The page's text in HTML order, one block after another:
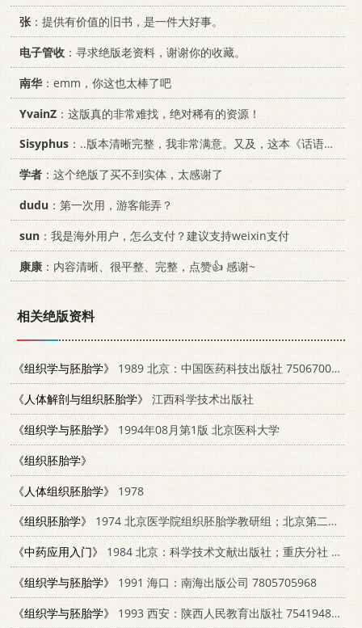
张：提供有价值的旧书，是一件大好事。
电子管收 ：寻求绝版老资料，谢谢你的收藏。
南华 ：emm，你这也太棒了吧
YvainZ ：这版真的非常难找，绝对稀有的资源！
Sisyphus ：..版本清晰完整，我非常满意。又及，这本《话语的真相》...
学者 ：这个绝版了买不到实体，太感谢了
dudu ：第一次用，游客能弄？
sun ：我是海外用户，怎么支付？建议支持weixin支付
康康 ：内容清晰、很平整、完整，点赞👍 感谢~
相关绝版资料
《组织学与胚胎学》
1989 北京：中国医药科技出版社 750670093X
《人体解剖与组织胚胎学》
江西科学技术出版社
《组织学与胚胎学》
1994年08月第1版 北京医科大学
《组织胚胎学》
《人体组织胚胎学》
1978
《组织胚胎学》
1974 北京医学院组织胚胎学教研组；北京第二医学院组织学教研组
《中药应用入门》
1984 北京：科学技术文献出版社；重庆分社 14176·135
《组织学与胚胎学》
1991 海口：南海出版公司 7805705968
《组织学与胚胎学》
1993 西安：陕西人民教育出版社 7541948551